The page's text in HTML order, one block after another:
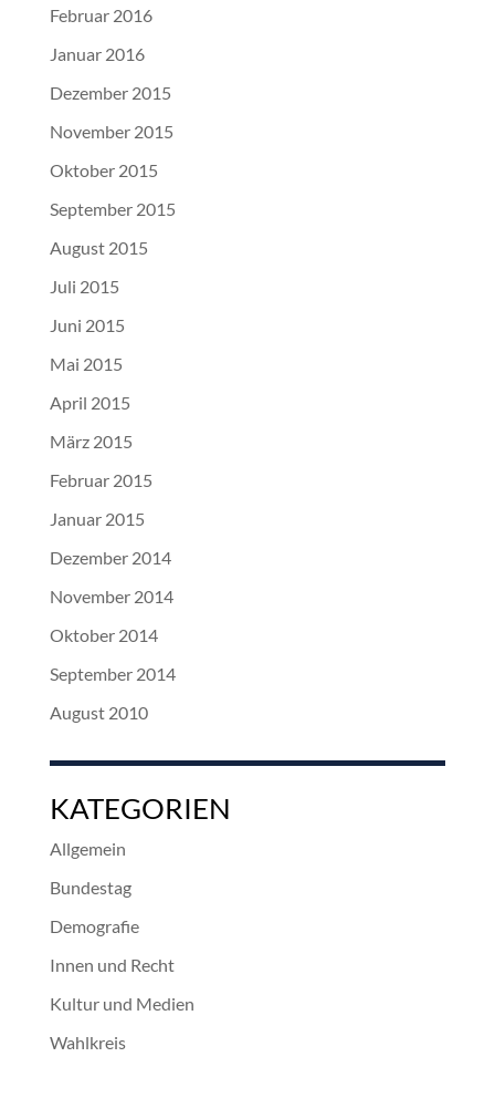
Februar 2016
Januar 2016
Dezember 2015
November 2015
Oktober 2015
September 2015
August 2015
Juli 2015
Juni 2015
Mai 2015
April 2015
März 2015
Februar 2015
Januar 2015
Dezember 2014
November 2014
Oktober 2014
September 2014
August 2010
KATEGORIEN
Allgemein
Bundestag
Demografie
Innen und Recht
Kultur und Medien
Wahlkreis